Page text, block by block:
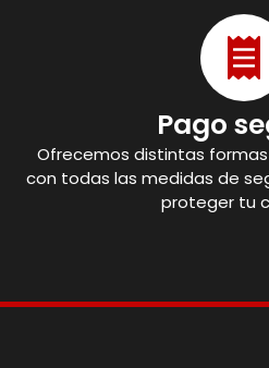
Pago
Ofrecemos distintas
con todas las medidas de
proteger tu